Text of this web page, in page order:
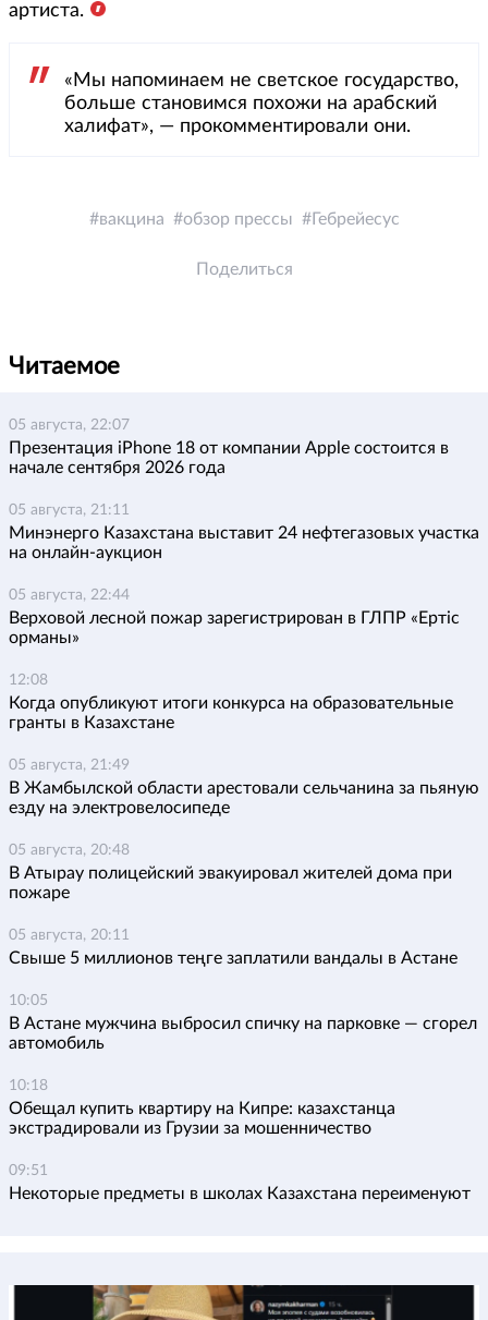
артиста.
«Мы напоминаем не светское государство,
больше становимся похожи на арабский
халифат», — прокомментировали они.
вакцина обзор прессы Гебрейесус
Поделиться
Читаемое
05 августа, 22:07
Презентация iPhone 18 от компании Apple состоится в
начале сентября 2026 года
05 августа, 21:11
Минэнерго Казахстана выставит 24 нефтегазовых участка
на онлайн-аукцион
05 августа, 22:44
Верховой лесной пожар зарегистрирован в ГЛПР «Ертіс
орманы»
12:08
Когда опубликуют итоги конкурса на образовательные
гранты в Казахстане
05 августа, 21:49
В Жамбылской области арестовали сельчанина за пьяную
езду на электровелосипеде
05 августа, 20:48
В Атырау полицейский эвакуировал жителей дома при
пожаре
05 августа, 20:11
Свыше 5 миллионов теңге заплатили вандалы в Астане
10:05
В Астане мужчина выбросил спичку на парковке — сгорел
автомобиль
10:18
Обещал купить квартиру на Кипре: казахстанца
экстрадировали из Грузии за мошенничество
09:51
Некоторые предметы в школах Казахстана переименуют